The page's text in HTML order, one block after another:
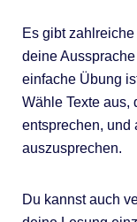
Es gibt
deine
einfache Übung
Wähle Texte aus,
entsprechen, und
auszusprechen.
Du kannst auch